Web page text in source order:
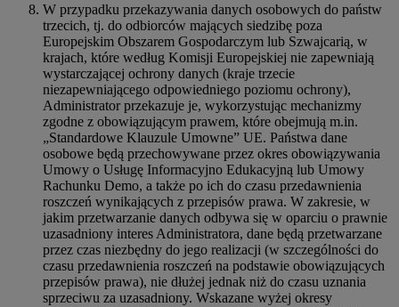
W przypadku przekazywania danych osobowych do państw
trzecich, tj. do odbiorców mających siedzibę poza
Europejskim Obszarem Gospodarczym lub Szwajcarią, w
krajach, które według Komisji Europejskiej nie zapewniają
wystarczającej ochrony danych (kraje trzecie
niezapewniającego odpowiedniego poziomu ochrony),
Administrator przekazuje je, wykorzystując mechanizmy
zgodne z obowiązującym prawem, które obejmują m.in.
„Standardowe Klauzule Umowne” UE. Państwa dane
osobowe będą przechowywane przez okres obowiązywania
Umowy o Usługę Informacyjno Edukacyjną lub Umowy
Rachunku Demo, a także po ich do czasu przedawnienia
roszczeń wynikających z przepisów prawa. W zakresie, w
jakim przetwarzanie danych odbywa się w oparciu o prawnie
uzasadniony interes Administratora, dane będą przetwarzane
przez czas niezbędny do jego realizacji (w szczególności do
czasu przedawnienia roszczeń na podstawie obowiązujących
przepisów prawa), nie dłużej jednak niż do czasu uznania
sprzeciwu za uzasadniony. Wskazane wyżej okresy